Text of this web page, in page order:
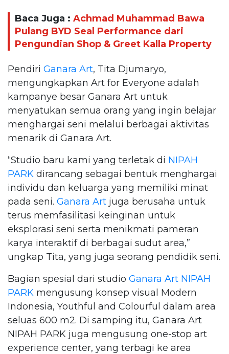
Baca Juga : Achmad Muhammad Bawa
Pulang BYD Seal Performance dari
Pengundian Shop & Greet Kalla Property
Pendiri Ganara Art, Tita Djumaryo,
mengungkapkan Art for Everyone adalah
kampanye besar Ganara Art untuk
menyatukan semua orang yang ingin belajar
menghargai seni melalui berbagai aktivitas
menarik di Ganara Art.
“Studio baru kami yang terletak di NIPAH
PARK dirancang sebagai bentuk menghargai
individu dan keluarga yang memiliki minat
pada seni. Ganara Art juga berusaha untuk
terus memfasilitasi keinginan untuk
eksplorasi seni serta menikmati pameran
karya interaktif di berbagai sudut area,”
ungkap Tita, yang juga seorang pendidik seni.
Bagian spesial dari studio Ganara Art NIPAH
PARK mengusung konsep visual Modern
Indonesia, Youthful and Colourful dalam area
seluas 600 m2. Di samping itu, Ganara Art
NIPAH PARK juga mengusung one-stop art
experience center, yang terbagi ke area